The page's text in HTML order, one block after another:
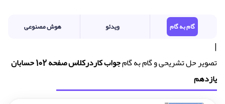
گام به گام ویدئو هوش مصنوعی
|
تصویر حل تشریحی و گام به گام
جواب کاردرکلاس صفحه 102 حسابان
یازدهم